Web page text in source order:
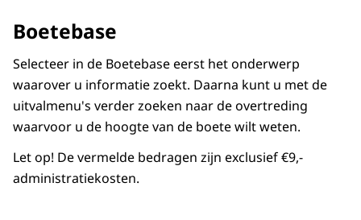
Boetebase
Selecteer in de Boetebase eerst het onderwerp
waarover u informatie zoekt. Daarna kunt u met de
uitvalmenu's verder zoeken naar de overtreding
waarvoor u de hoogte van de boete wilt weten.
Let op! De vermelde bedragen zijn exclusief €9,-
administratiekosten.